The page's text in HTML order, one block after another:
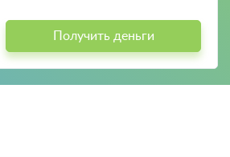
Получить деньги